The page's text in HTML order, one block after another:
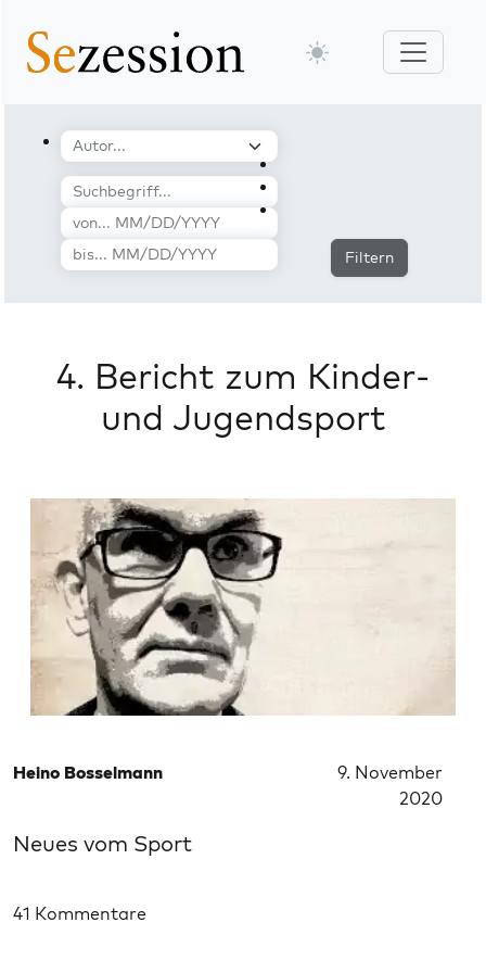
Filtern
4. Bericht zum Kinder-
und Jugendsport
Heino Bosselmann
9. November
2020
Neues vom Sport
41 Kommentare